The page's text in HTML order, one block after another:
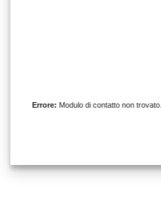
Errore: Modulo di contatto non trovato.